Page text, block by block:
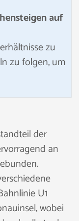
auf
zu
zu folgen, um
der
an
U1
wobei